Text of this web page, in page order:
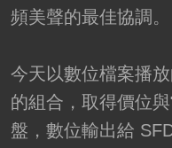
頻美聲的最佳協調。
今天以數位檔案播
的組合，取得價位
盤，數位輸出給